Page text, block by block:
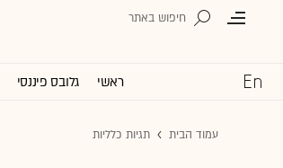
ראשי גלובס פיננסי
עמוד הבית תגיות כלליות